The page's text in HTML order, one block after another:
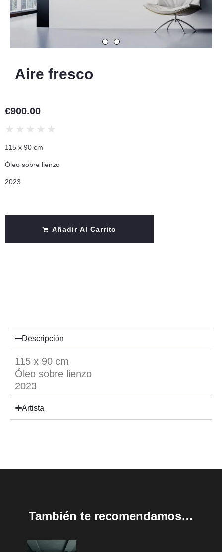
Aire fresco
€900.00
★ ★ ★ ★ ★
115 x 90 cm
Óleo sobre lienzo
2023
Añadir Al Carrito
Descripción
115 x 90 cm
Óleo sobre lienzo
2023
Artista
También te recomendamos…